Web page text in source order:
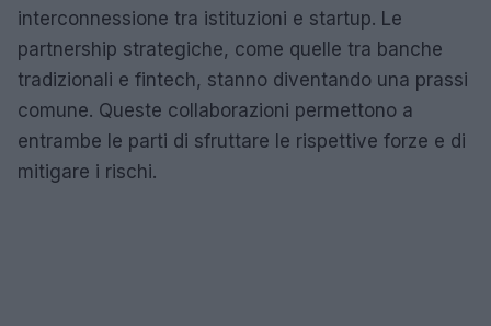
interconnessione tra istituzioni e startup. Le
partnership strategiche, come quelle tra banche
tradizionali e fintech, stanno diventando una prassi
comune. Queste collaborazioni permettono a
entrambe le parti di sfruttare le rispettive forze e di
mitigare i rischi.